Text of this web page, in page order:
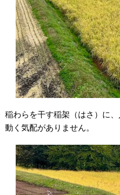
稲わらを干す稲架（はさ）に
動く気配がありません。